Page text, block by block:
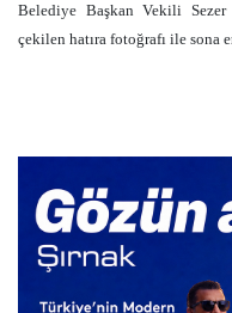
Belediye Başkan Vekili
çekilen hatıra fotoğrafı ile sona